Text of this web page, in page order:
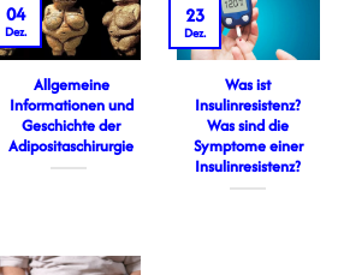
Allgemeine
Informationen und
Geschichte der
Adipositaschirurgie
04
Dez.
Was ist
Insulinresistenz?
Was sind die
Symptome einer
Insulinresistenz?
23
Dez.